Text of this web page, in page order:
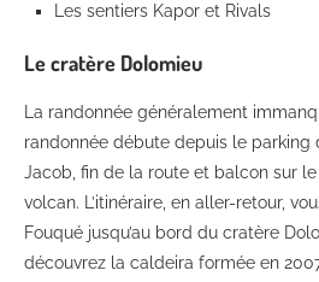
Les sentiers Kapor et Rivals
Le cratère Dolomieu
La randonnée généralement
randonnée débute depuis le
Jacob, fin de la route et balcon sur
volcan. L’itinéraire, en aller-retour,
Fouqué jusqu’au bord du cratère
découvrez la caldeira formée en